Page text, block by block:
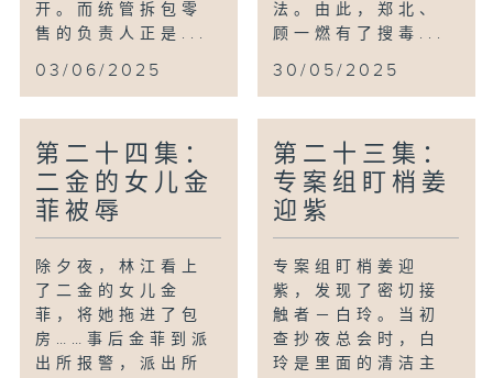
开。而统管拆包零
售的负责人正是...
03/06/2025
法。由此，郑北、
顾一燃有了搜毒...
30/05/2025
第二十四集：
二金的女儿金
菲被辱
除夕夜，林江看上
了二金的女儿金
菲，将她拖进了包
房……事后金菲到派
出所报警，派出所
第二十三集：
专案组盯梢姜
迎紫
专案组盯梢姜迎
紫，发现了密切接
触者－白玲。当初
查抄夜总会时，白
玲是里面的清洁主